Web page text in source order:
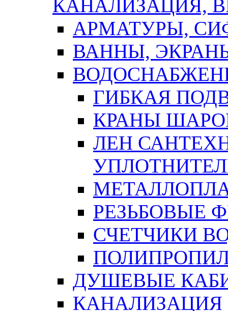
КАНАЛИЗАЦИЯ,
АРМАТУРЫ,
ВАННЫ,
ГИБКАЯ
КРАНЫ
ЛЕН
РЕЗЬБОВЫЕ
СЧЕТЧИКИ
ДУШЕВЫЕ
КАНАЛИЗАЦИЯ